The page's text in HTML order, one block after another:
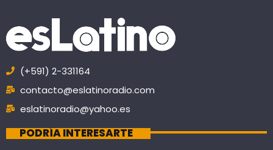
(+591) 2-331164
contacto@eslatinoradio.com
eslatinoradio@yahoo.es
PODRÍA INTERESARTE